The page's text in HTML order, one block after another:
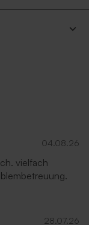
04.08.26
vielfach
28.07.26